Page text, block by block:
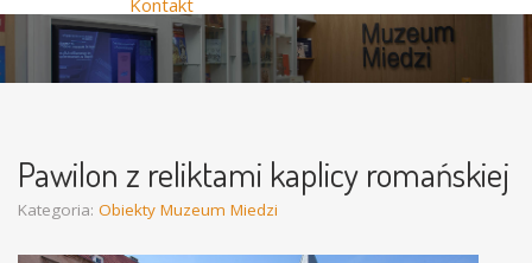
Kontakt
Pawilon z reliktami kaplicy romańskiej
Kategoria: Obiekty Muzeum Miedzi